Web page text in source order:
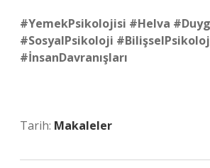
#YemekPsikolojisi #Helva
#SosyalPsikoloji
#İnsanDavranışları
Tarih: Makaleler